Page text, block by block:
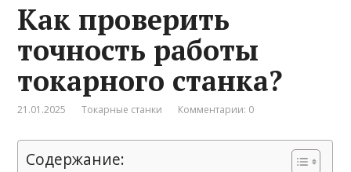
Как проверить
точность работы
токарного станка?
21.01.2025 Токарные станки Комментарии: 0
Содержание: